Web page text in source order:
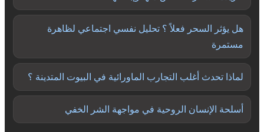
هل يؤثر السحر فعلاً ؟ تحليل نفسي اجتماعي لظاهرة
مستمرة
لماذا تحدث أغلب التجارب الماورائية في البيوت المتدينة ؟
أسلحة الإنسان الروحية في مواجهة الشر الخفي